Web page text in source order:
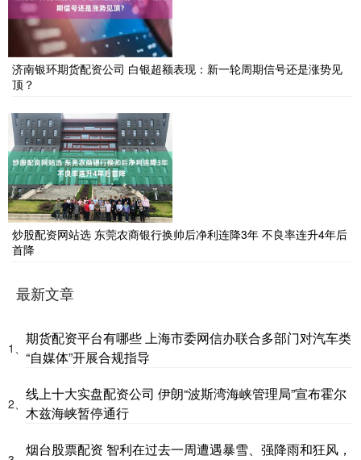
济南银环期货配资公司 白银超额表现：新一轮周期信号还是涨势见
顶？
炒股配资网站选 东莞农商银行换帅后净利连降3年 不良率连升4年后
首降
最新文章
1、
期货配资平台有哪些 上海市委网信办联合多部门对汽车类
“自媒体”开展合规指导
2、
线上十大实盘配资公司 伊朗“波斯湾海峡管理局”宣布霍尔
木兹海峡暂停通行
烟台股票配资 智利在过去一周遭遇暴雪、强降雨和狂风，